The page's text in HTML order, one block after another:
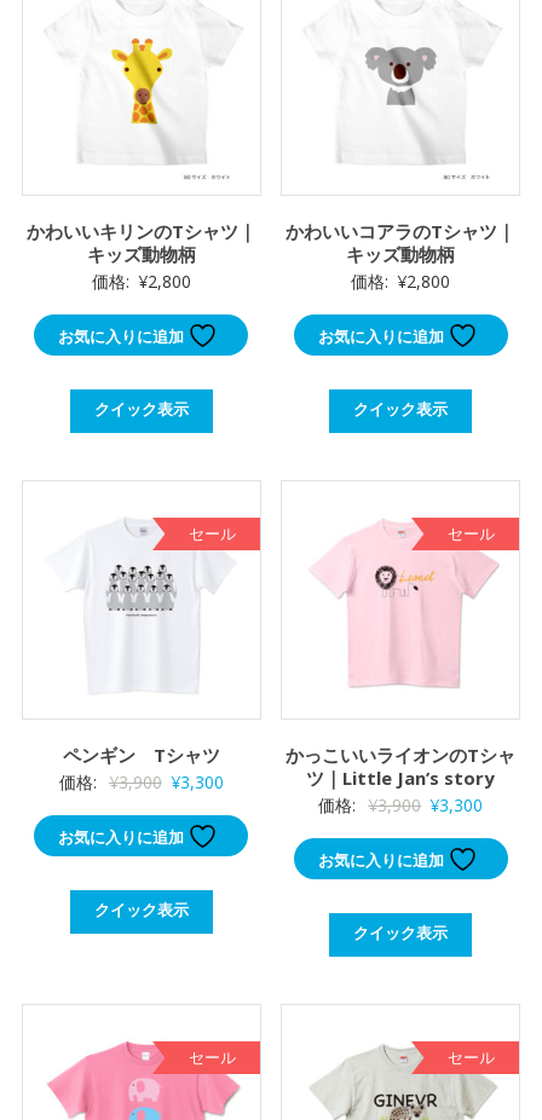
かわいいキリンのTシャツ｜
キッズ動物柄
価格: ¥2,800
お気に入りに追加
クイック表示
かわいいコアラのTシャツ｜
キッズ動物柄
価格: ¥2,800
お気に入りに追加
クイック表示
セール
ペンギン Tシャツ
価格: ¥3,900 元
の
価
は
¥3,900
¥3,300現
在
お気に入りに追加
クイック表示
セール
かっこいいライオンのTシャ
ツ｜Little Jan’s story
価格: ¥3,900 元
の
価
は
¥3,900
た。
¥3,300
在
す。
お気に入りに追加
クイック表示
セール セール